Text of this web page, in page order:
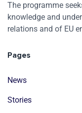
The programme
knowledge and
relations and of EU
Pages
News
Stories